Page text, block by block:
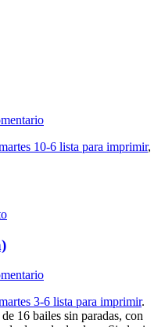
10-6 lista para imprimir,
3-6 lista para imprimir.
16 bailes sin paradas, con